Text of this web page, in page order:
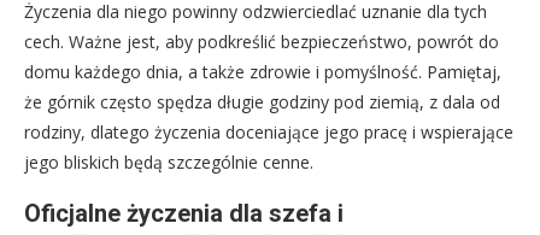
Życzenia dla niego powinny odzwierciedlać uznanie dla tych
cech. Ważne jest, aby podkreślić bezpieczeństwo, powrót do
domu każdego dnia, a także zdrowie i pomyślność. Pamiętaj,
że górnik często spędza długie godziny pod ziemią, z dala od
rodziny, dlatego życzenia doceniające jego pracę i wspierające
jego bliskich będą szczególnie cenne.
Oficjalne życzenia dla szefa i